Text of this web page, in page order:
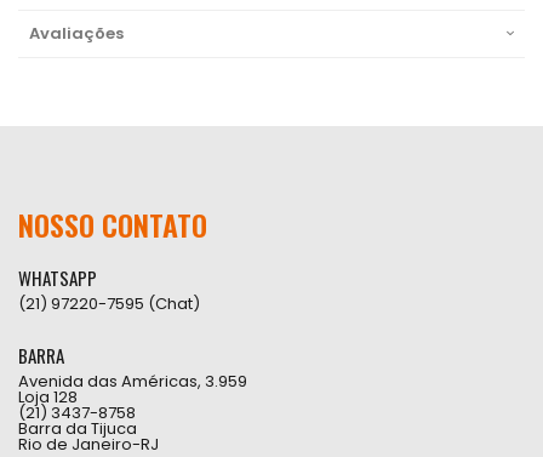
Avaliações
NOSSO CONTATO
WHATSAPP
(21) 97220-7595 (Chat)
BARRA
Avenida das Américas, 3.959
Loja 128
(21) 3437-8758
Barra da Tijuca
Rio de Janeiro-RJ